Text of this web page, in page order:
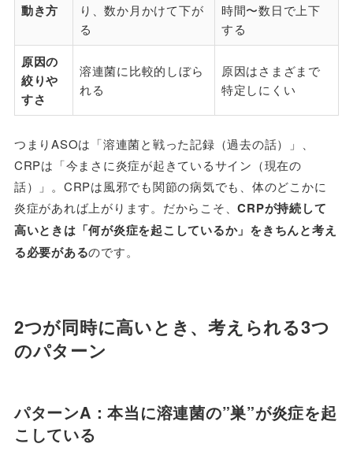
動き方
り、数か月かけて下が
る
時間〜数日で上下
する
原因の
絞りや
すさ
溶連菌に比較的しぼら
れる
原因はさまざまで
特定しにくい
つまりASOは「溶連菌と戦った記録（過去の話）」、
CRPは「今まさに炎症が起きているサイン（現在の
話）」。CRPは風邪でも関節の病気でも、体のどこかに
炎症があれば上がります。だからこそ、CRPが持続して
高いときは「何が炎症を起こしているか」をきちんと考え
る必要があるのです。
2つが同時に高いとき、考えられる3つ
のパターン
パターンA：本当に溶連菌の”巣”が炎症を起
こしている